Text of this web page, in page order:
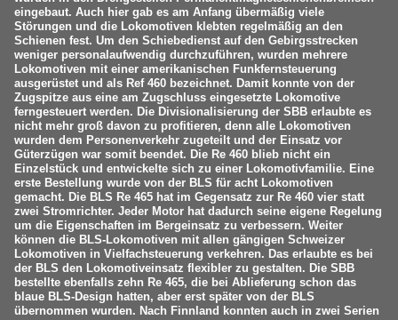
eingebaut. Auch hier gab es am Anfang übermäßig viele
Störungen und die Lokomotiven klebten regelmäßig an den
Schienen fest. Um den Schiebedienst auf den Gebirgsstrecken
weniger personalaufwendig durchzuführen, wurden mehrere
Lokomotiven mit einer amerikanischen Funkfernsteuerung
ausgerüstet und als Ref 460 bezeichnet. Damit konnte von der
Zugspitze aus eine am Zugschluss eingesetzte Lokomotive
ferngesteuert werden. Die Divisionalisierung der SBB erlaubte es
nicht mehr groß davon zu profitieren, denn alle Lokomotiven
wurden dem Personenverkehr zugeteilt und der Einsatz vor
Güterzügen war somit beendet. Die Re 460 blieb nicht ein
Einzelstück und entwickelte sich zu einer Lokomotivfamilie. Eine
erste Bestellung wurde von der BLS für acht Lokomotiven
gemacht. Die BLS Re 465 hat im Gegensatz zur Re 460 vier statt
zwei Stromrichter. Jeder Motor hat dadurch seine eigene Regelung
um die Eigenschaften im Bergeinsatz zu verbessern. Weiter
können die BLS-Lokomotiven mit allen gängigen Schweizer
Lokomotiven in Vielfachsteuerung verkehren. Das erlaubte es bei
der BLS den Lokomotiveinsatz flexibler zu gestalten. Die SBB
bestellte ebenfalls zehn Re 465, die bei Ablieferung schon das
blaue BLS-Design hatten, aber erst später von der BLS
übernommen wurden. Nach Finnland konnten auch in zwei Serien